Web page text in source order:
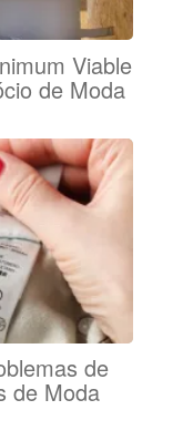
Viable
de Moda
de
de Moda